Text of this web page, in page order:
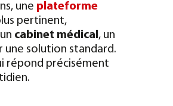
une plateforme
pertinent,
cabinet médical, un
une solution standard.
répond précisément